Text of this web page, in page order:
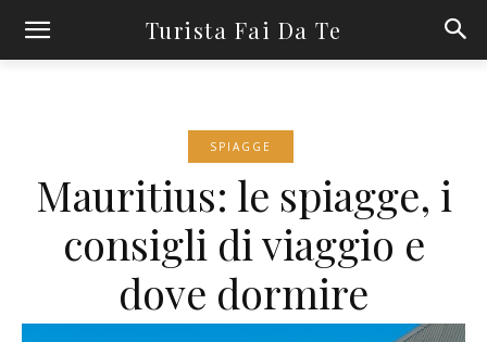
Turista Fai Da Te
SPIAGGE
Mauritius: le spiagge, i
consigli di viaggio e
dove dormire